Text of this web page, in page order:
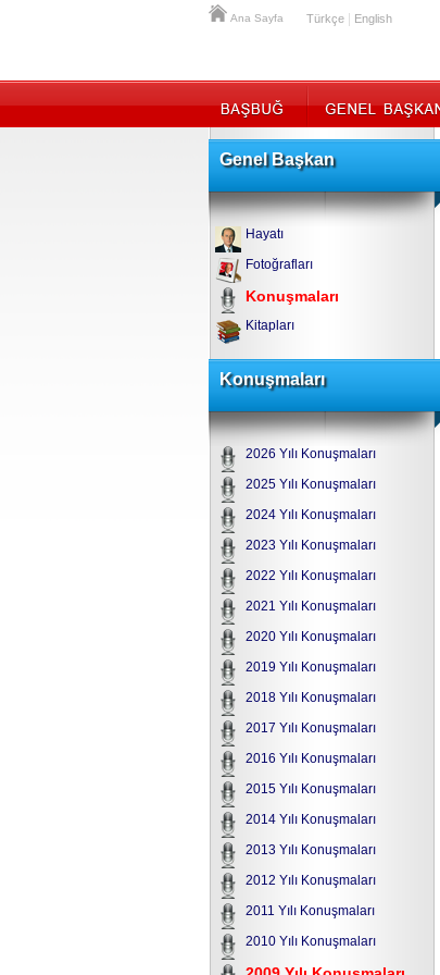
Ana Sayfa Türkçe English
Genel Başkan
Hayatı
Fotoğrafları
Konuşmaları
Kitapları
Konuşmaları
2026 Yılı Konuşmaları
2025 Yılı Konuşmaları
2024 Yılı Konuşmaları
2023 Yılı Konuşmaları
2022 Yılı Konuşmaları
2021 Yılı Konuşmaları
2020 Yılı Konuşmaları
2019 Yılı Konuşmaları
2018 Yılı Konuşmaları
2017 Yılı Konuşmaları
2016 Yılı Konuşmaları
2015 Yılı Konuşmaları
2014 Yılı Konuşmaları
2013 Yılı Konuşmaları
2012 Yılı Konuşmaları
2011 Yılı Konuşmaları
2010 Yılı Konuşmaları